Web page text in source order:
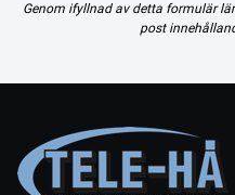
Genom ifyllnad av detta formulär
post